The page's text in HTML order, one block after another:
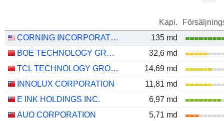
Kapi.
CORNING INCORPORATED
135 md
BOE TECHNOLOGY GROUP COMPANY LIMITED
32,6 md
TCL TECHNOLOGY GROUP CORPORATION
14,69 md
INNOLUX CORPORATION
11,81 md
E INK HOLDINGS INC.
6,97 md
AUO CORPORATION
5,71 md